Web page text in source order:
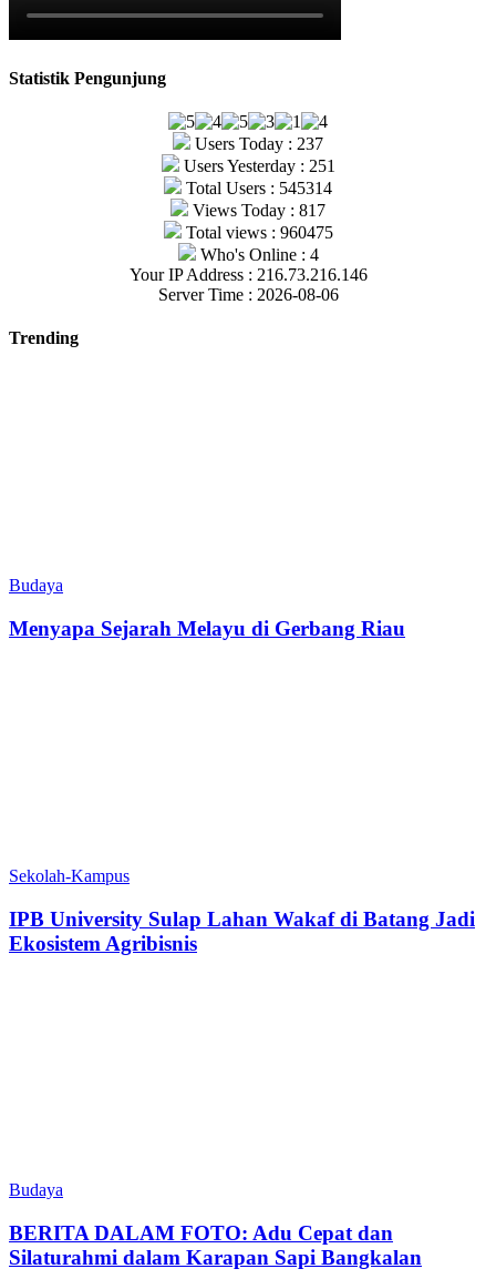
Statistik Pengunjung
Users Today : 237
Users Yesterday : 251
Total Users : 545314
Views Today : 817
Total views : 960475
Who's Online : 4
Your IP Address : 216.73.216.146
Server Time : 2026-08-06
Trending
Budaya
Menyapa Sejarah Melayu di Gerbang Riau
Sekolah-Kampus
IPB University Sulap Lahan Wakaf di Batang Jadi
Ekosistem Agribisnis
Budaya
BERITA DALAM FOTO: Adu Cepat dan
Silaturahmi dalam Karapan Sapi Bangkalan